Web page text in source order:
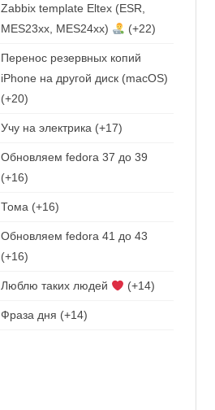
Zabbix template Eltex (ESR,
MES23xx, MES24xx)
+22
Перенос резервных копий
iPhone на другой диск (macOS)
+20
Учу на электрика +17
Обновляем fedora 37 до 39
+16
Тома +16
Обновляем fedora 41 до 43
+16
Люблю таких людей +14
Фраза дня +14